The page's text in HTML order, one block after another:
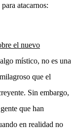
atacarnos:
el nuevo
místico, no es una
que el
Sin embargo,
que han
en realidad no